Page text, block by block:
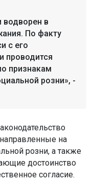
в
По факту
с его
проводится
признакам
розни», -
на
розни, а также
достоинство
согласие.